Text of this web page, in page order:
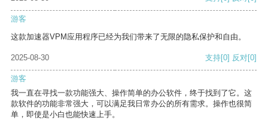
游客
这款加速器VPM应用程序已经为我们带来了无限的隐私保护和自由。
2025-08-30 支持[0] 反对[0]
游客
我一直在寻找一款功能强大、操作简单的办公软件，终于找到了它。这
款软件的功能非常强大，可以满足我日常办公的所有需求。操作也很简
单，即使是小白也能快速上手。